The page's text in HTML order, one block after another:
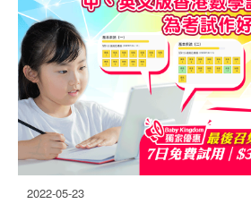
2022-05-23